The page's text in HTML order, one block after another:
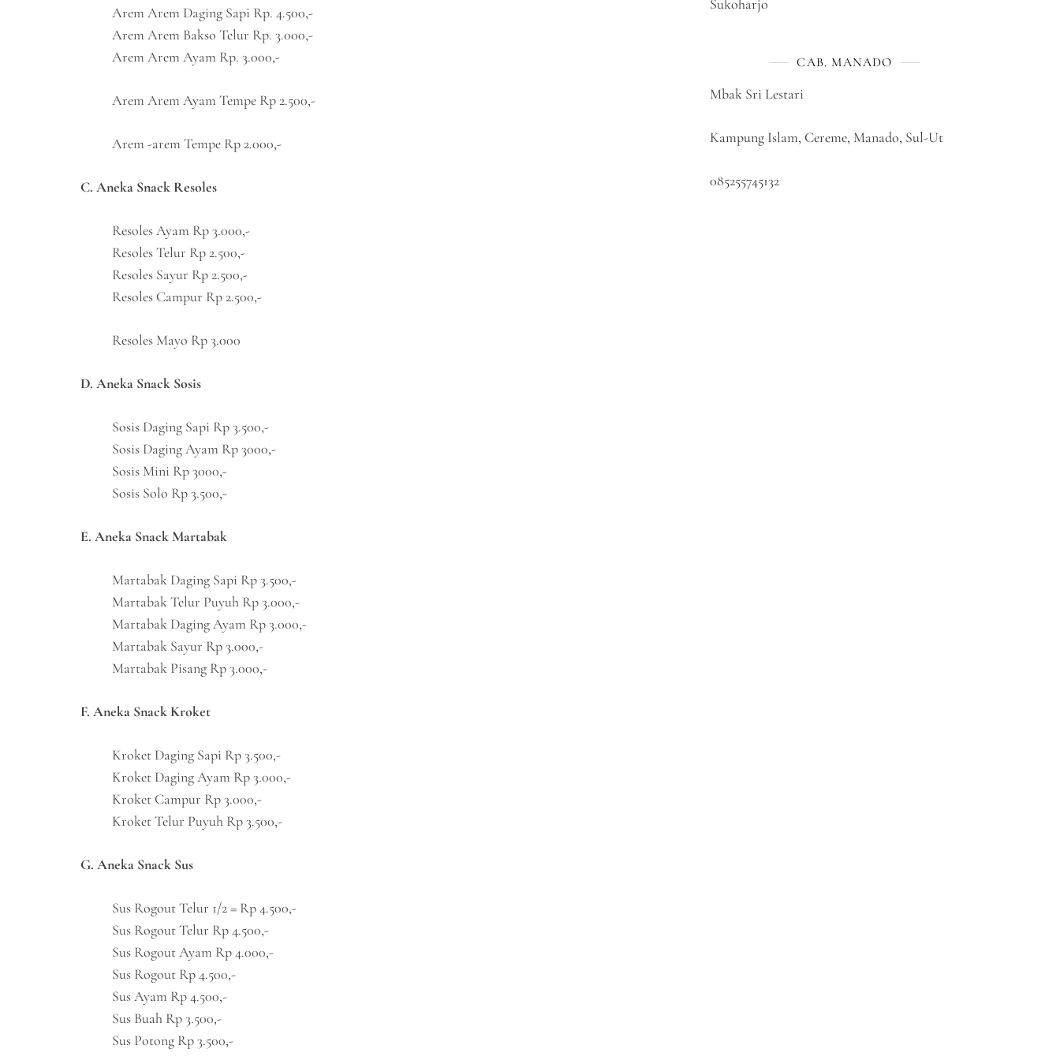
Arem Arem Daging Sapi Rp. 4.500,-
Arem Arem Bakso Telur Rp. 3.000,-
Arem Arem Ayam Rp. 3.000,-
Arem Arem Ayam Tempe Rp 2.500,-
Arem -arem Tempe Rp 2.000,-
C. Aneka Snack Resoles
Resoles Ayam Rp 3.000,-
Resoles Telur Rp 2.500,-
Resoles Sayur Rp 2.500,-
Resoles Campur Rp 2.500,-
Resoles Mayo Rp 3.000
D. Aneka Snack Sosis
Sosis Daging Sapi Rp 3.500,-
Sosis Daging Ayam Rp 3000,-
Sosis Mini Rp 3000,-
Sosis Solo Rp 3.500,-
E. Aneka Snack Martabak
Martabak Daging Sapi Rp 3.500,-
Martabak Telur Puyuh Rp 3.000,-
Martabak Daging Ayam Rp 3.000,-
Martabak Sayur Rp 3.000,-
Martabak Pisang Rp 3.000,-
F. Aneka Snack Kroket
Kroket Daging Sapi Rp 3.500,-
Kroket Daging Ayam Rp 3.000,-
Kroket Campur Rp 3.000,-
Kroket Telur Puyuh Rp 3.500,-
G. Aneka Snack Sus
Sus Rogout Telur 1/2 = Rp 4.500,-
Sus Rogout Telur Rp 4.500,-
Sus Rogout Ayam Rp 4.000,-
Sus Rogout Rp 4.500,-
Sus Ayam Rp 4.500,-
Sus Buah Rp 3.500,-
Sus Potong Rp 3.500,-
Sukoharjo
CAB. MANADO
Mbak Sri Lestari
Kampung Islam, Cereme, Manado, Sul-Ut
085255745132